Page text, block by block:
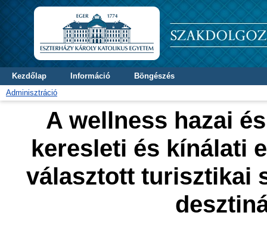
Kezdőlap Információ
Böngészés
Adminisztráció
A wellness hazai
keresleti és kínálati
választott turisztikai